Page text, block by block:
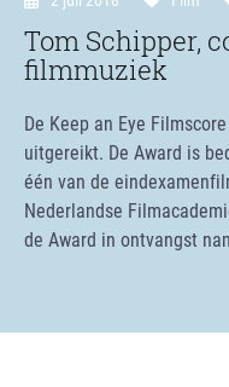
Tom Schipper,
filmmuziek
De Keep an Eye
uitgereikt. De Award is
één van de
Nederlandse
de Award in ontvangst